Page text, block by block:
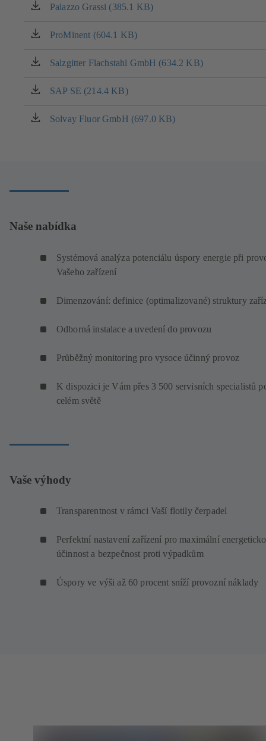
záložce)
v
záložce)
Palazzo Grassi (385.1 KB)
(otevírá
se
v
záložce)
ProMinent (604.1 KB)
(otevírá
se
v
záložce)
Salzgitter Flachstahl GmbH (634.2 KB)
(otevírá
se
v
záložce)
SAP SE (214.4 KB)
(otevírá
se
v
Solvay Fluor GmbH (697.0 KB)
(otevírá
Naše nabídka
Systémová analýza potenciálu úspory energie při
Vašeho zařízení
Dimenzování: definice (optimalizované) struktury
Odborná instalace a uvedení do provozu
Průběžný monitoring pro vysoce účinný provoz
K dispozici je Vám přes 3 500 servisních specialistů
celém světě
Vaše výhody
Transparentnost v rámci Vaší flotily čerpadel
Perfektní nastavení zařízení pro maximální
účinnost a bezpečnost proti výpadkům
Úspory ve výši až 60 procent sníží provozní náklady